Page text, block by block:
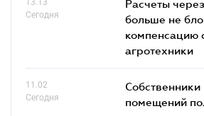
Сегодня
Расчеты
больше не
компенсацию
агротехники
11.02
Сегодня
помещений